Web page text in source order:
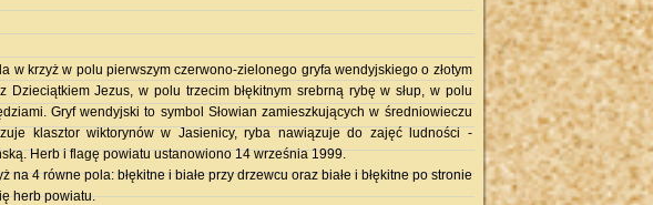
krzyż w polu pierwszym czerwono-zielonego gryfa wendyjskiego o złotym
Jezus, w polu trzecim błękitnym srebrną rybę w słup, w polu
Gryf wendyjski to symbol Słowian zamieszkujących w średniowieczu
klasztor wiktorynów w Jasienicy, ryba nawiązuje do zajęć ludności -
Herb i flagę powiatu ustanowiono 14 września 1999.
4 równe pola: błękitne i białe przy drzewcu oraz białe i błękitne po stronie
herb powiatu.